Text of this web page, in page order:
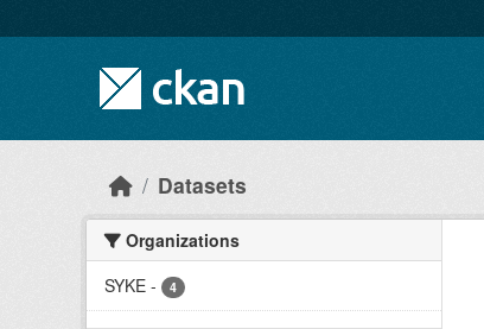
Datasets
Organizations
SYKE - 4